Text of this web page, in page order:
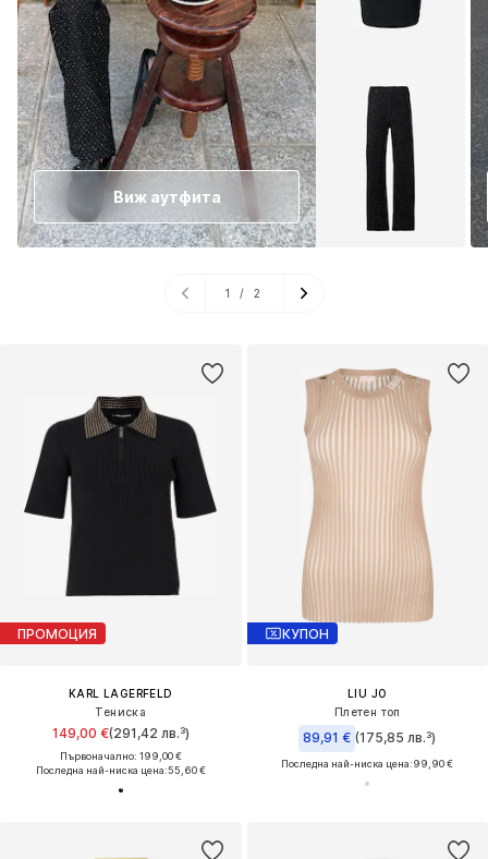
Виж аутфита
1 / 2
ПРОМОЦИЯ
KARL LAGERFELD
Тениска
149,00 €(291,42 лв.³)
Първоначално: 199,00 €
Последна най-ниска цена:55,60 €
КУПОН
LIU JO
Плетен топ
89,91 € (175,85 лв.³)
Последна най-ниска цена:99,90 €